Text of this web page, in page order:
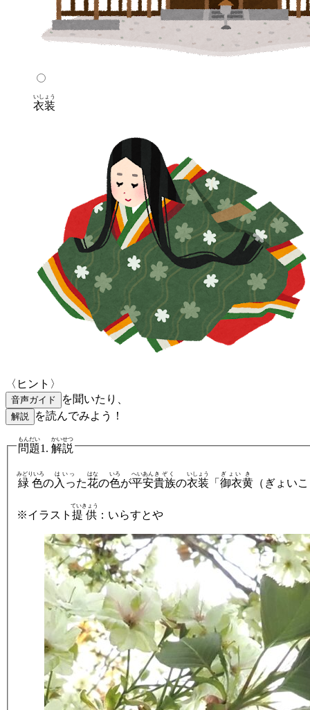
衣装
いしょう
〈ヒント〉
音声ガイド を聞いたり、
解説 を読んでみよう！
問題
もんだい
1. 解説
かいせつ
緑色
みどりいろ
の入っ
はいっ
た花
はな
の色
いろ
が平安
へいあん
貴族
きぞく
の衣装
いしょう
「 御衣
ぎょい
黄
き
（ぎょい
※イラスト 提供
ていきょう
：いらすとや